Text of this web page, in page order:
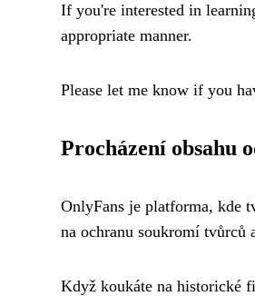
If you're interested in
appropriate manner.
Please let me know if you
Procházení obsahu
OnlyFans je platforma, kde
na ochranu soukromí tvůrců
Když koukáte na historické